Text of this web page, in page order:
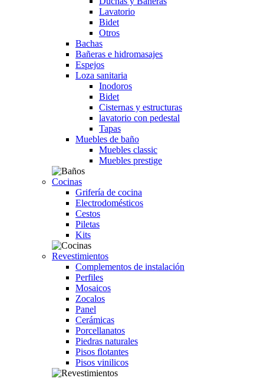
Lavatorio
Bidet
Otros
Bachas
Bañeras e hidromasajes
Espejos
Loza sanitaria
Inodoros
Bidet
Cisternas y estructuras
lavatorio con pedestal
Tapas
Muebles de baño
Muebles classic
Muebles prestige
Cocinas
Grifería de cocina
Electrodomésticos
Cestos
Piletas
Kits
Revestimientos
Complementos de instalación
Perfiles
Mosaicos
Zocalos
Panel
Cerámicas
Porcellanatos
Piedras naturales
Pisos flotantes
Pisos vinilicos